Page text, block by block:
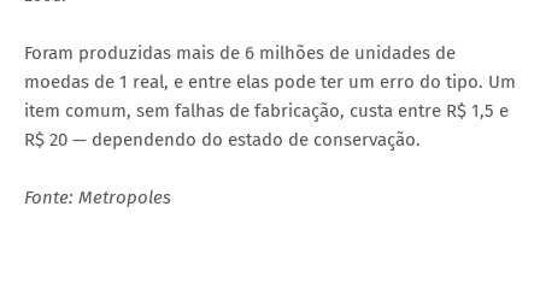
Foram produzidas mais de 6 milhões de unidades de
moedas de 1 real, e entre elas pode ter um erro do tipo. Um
item comum, sem falhas de fabricação, custa entre R$ 1,5 e
R$ 20 — dependendo do estado de conservação.
Fonte: Metropoles